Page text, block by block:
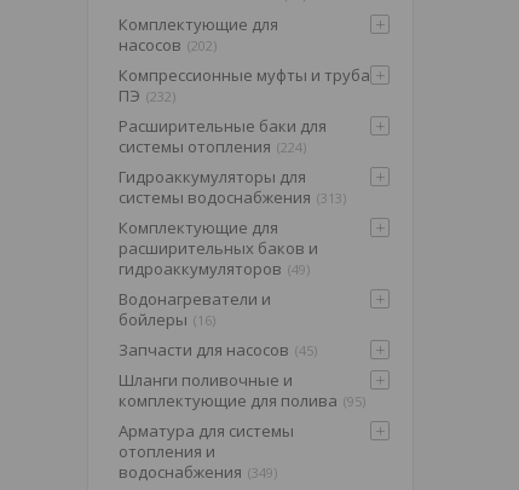
Комплектующие для
насосов 202
Компрессионные муфты и труба
ПЭ 232
Расширительные баки для
системы отопления 224
Гидроаккумуляторы для
системы водоснабжения 313
Комплектующие для
расширительных баков и
гидроаккумуляторов 49
Водонагреватели и
бойлеры
16
Запчасти для насосов 45
Шланги поливочные и
комплектующие для полива 95
Арматура для системы
отопления и
водоснабжения 349